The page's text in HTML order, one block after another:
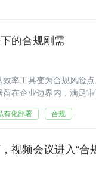
的合规刚需
率工具变为合规风险
在企业边界内，满足
有化部署 合规
视频会议进入“合